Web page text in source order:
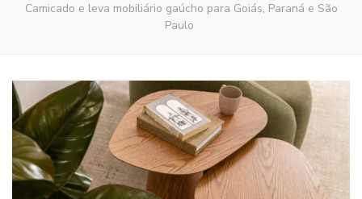
Camicado e leva mobiliário gaúcho para Goiás, Paraná e São
Paulo